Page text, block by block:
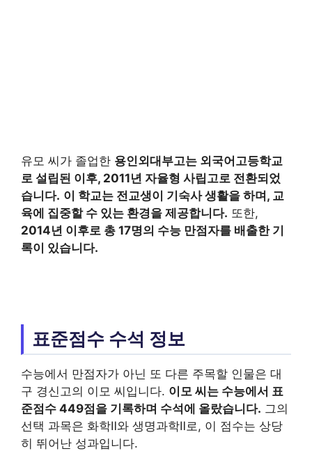
유모 씨가 졸업한 용인외대부고는 외국어고등학교
로 설립된 이후, 2011년 자율형 사립고로 전환되었
습니다. 이 학교는 전교생이 기숙사 생활을 하며, 교
육에 집중할 수 있는 환경을 제공합니다. 또한,
2014년 이후로 총 17명의 수능 만점자를 배출한 기
록이 있습니다.
표준점수 수석 정보
수능에서 만점자가 아닌 또 다른 주목할 인물은 대
구 경신고의 이모 씨입니다. 이모 씨는 수능에서 표
준점수 449점을 기록하며 수석에 올랐습니다. 그의
선택 과목은 화학Ⅱ와 생명과학Ⅱ로, 이 점수는 상당
히 뛰어난 성과입니다.